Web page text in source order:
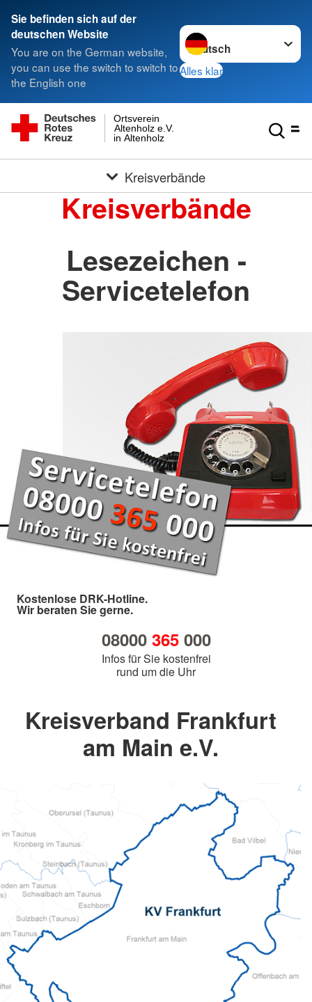
Sie befinden sich auf der
deutschen Website
You are on the German website,
you can use the switch to switch to
the English one
Sprache wechseln zu
Alles klar
in Altenholz
Altenholz e.V.
Ortsverein
Kreisverbände
Kreisverbände
Lesezeichen -
Servicetelefon
Kostenlose DRK-Hotline.
Wir beraten Sie gerne.
08000 365000
Infos für Sie kostenfrei
rund um die Uhr
Kreisverband Frankfurt
am Main e.V.